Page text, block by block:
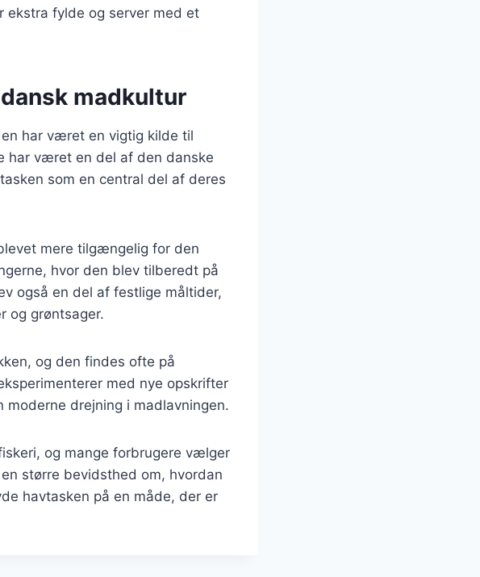
fylde og server med et
madkultur
har været en vigtig kilde til
har været en del af den danske
som en central del af deres
mere tilgængelig for den
hvor den blev tilberedt på
også en del af festlige måltider,
og grøntsager.
og den findes ofte på
med nye opskrifter
drejning i madlavningen.
og mange forbrugere vælger
større bevidsthed om, hvordan
havtasken på en måde, der er